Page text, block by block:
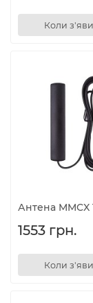
Коли
Антена MMCX
1553 грн.
Коли